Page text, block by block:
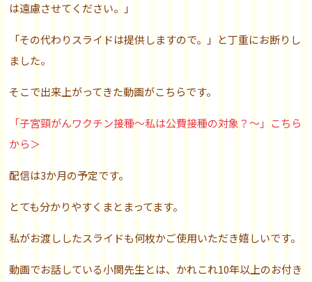
は遠慮させてください。」
「その代わりスライドは提供しますので。」と丁重にお断りし
ました。
そこで出来上がってきた動画がこちらです。
「子宮頸がんワクチン接種～私は公費接種の対象？～」こちら
から＞
配信は3か月の予定です。
とても分かりやすくまとまってます。
私がお渡ししたスライドも何枚かご使用いただき嬉しいです。
動画でお話している小関先生とは、かれこれ10年以上のお付き